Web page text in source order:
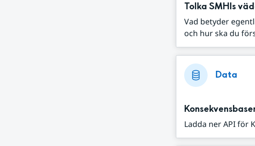
Tolka SMHIs
Vad betyder
och hur ska du
Data
Ladda ner API för